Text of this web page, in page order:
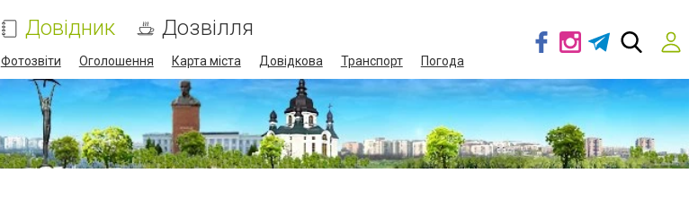
Довідник Дозвілля
Фотозвіти Оголошення Карта міста Довідкова Транспорт Погода